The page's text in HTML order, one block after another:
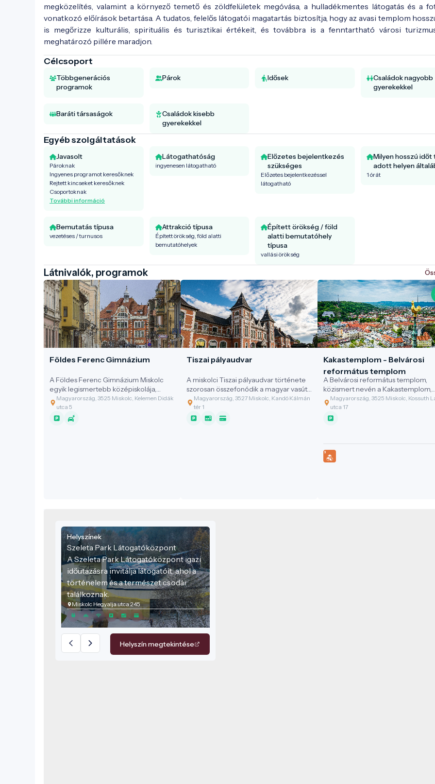
megközelítés, valamint a környező temető és zöldfelületek megóvása, a hulladékmentes látogatás és a
vonatkozó előírások betartása. A tudatos, felelős látogatói magatartás biztosítja, hogy az avasi templom
is megőrizze kulturális, spirituális és turisztikai értékeit, és továbbra is a fenntartható városi
meghatározó pillére maradjon.
Célcsoport
Többgenerációs
programok
Párok Idősek
Családok nagyobb
gyerekekkel
Baráti társaságok
Családok kisebb
gyerekekkel
Egyéb szolgáltatások
Javasolt
Pároknak
Ingyenes programot keresőknek
Rejtett kincseket keresőknek
Csoportoknak
További információ
Látogathatóság
ingyenesen látogatható
Előzetes bejelentkezés
szükséges
Előzetes bejelentkezéssel
látogatható
Milyen hosszú időt
adott helyen
1 órát
Bemutatás típusa
vezetéses / turnusos
Attrakció típusa
Épített örökség, föld alatti
bemutatóhelyek
Épített örökség / föld
alatti bemutatóhely
típusa
vallási örökség
Látnivalók, programok
Földes Ferenc Gimnázium
A Földes Ferenc Gimnázium Miskolc
egyik legismertebb középiskolája,
amely az épület története, múltja miatt
a városnéző séták egyik fontos
helyszíne.
Magyarország, 3525 Miskolc, Kelemen Didák
utca 5
Tiszai pályaudvar
A miskolci Tiszai pályaudvar története
szorosan összefonódik a magyar vasút
fejlődésével.
Magyarország, 3527 Miskolc, Kandó Kálmán
tér 1
Kakastemplom - Belvárosi
református templom
A Belvárosi református templom,
közismert nevén a Kakastemplom,
Miskolc legnagyobb református
temploma, melyet aranyozott kakas
díszít a közel 70 méteres torony
Magyarország, 3525 Miskolc, Kossuth
utca 17
Helyszínek
Szeleta Park Látogatóközpont
A Szeleta Park Látogatóközpont igazi
időutazásra invitálja látogatóit, ahol a
történelem és a természet csodái
találkoznak.
Miskolc Hegyalja utca 245
Helyszín megtekintése